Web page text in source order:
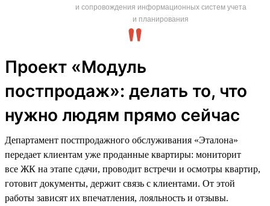
и сопровождения информационных систем учета
и планирования
Проект «Модуль
постпродаж»: делать то, что
нужно людям прямо сейчас
Департамент постпродажного обслуживания «Эталона»
передает клиентам уже проданные квартиры: мониторит
все ЖК на этапе сдачи, проводит встречи и осмотры квартир,
готовит документы, держит связь с клиентами. От этой
работы зависят их впечатления, лояльность и отзывы.